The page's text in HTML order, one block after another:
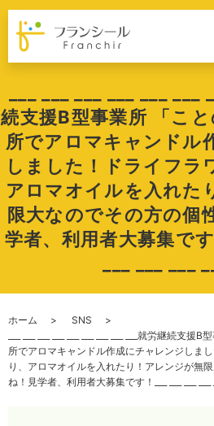
___ ___ ___ ___ ___
続支援B型事業所 「こ
所でアロマキャンドル
しました！ドライフラ
アロマオイルを入れた
限大なのでその方の個
学者、利用者大募集です
ホーム
SNS
___ ___ ___ ___ ___ ___ ___ ___ ___就労継続支
所でアロマキャンドル作成にチャレンジしま
り、アロマオイルを入れたり！アレンジが無
ね！見学者、利用者大募集です！___ ___ ___ ___